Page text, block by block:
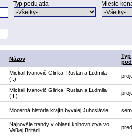
Typ podujatia Miesto
Názov
Typ
Michail Ivanovič Glinka: Ruslan a Ľudmila
(I.)
Michail Ivanovič Glinka: Ruslan a Ľudmila
(II.)
Moderná história krajín bývalej Juhoslávie
Najnovšie trendy v oblasti knihovníctva vo
Veľkej Británii